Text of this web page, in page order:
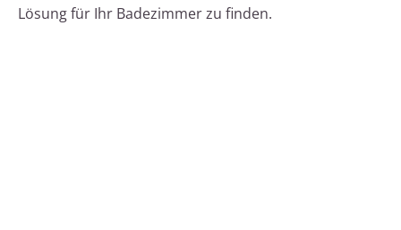
Lösung für Ihr Badezimmer zu finden.